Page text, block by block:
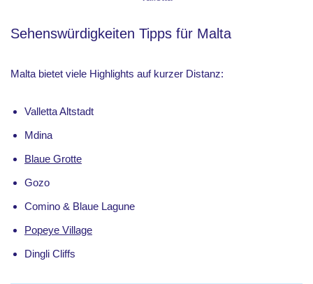
Sehenswürdigkeiten Tipps für Malta
Malta bietet viele Highlights auf kurzer Distanz:
Valletta Altstadt
Mdina
Blaue Grotte
Gozo
Comino & Blaue Lagune
Popeye Village
Dingli Cliffs